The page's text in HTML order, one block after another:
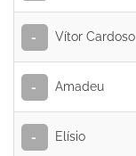
- Vítor Cardoso
- Amadeu
- Elísio